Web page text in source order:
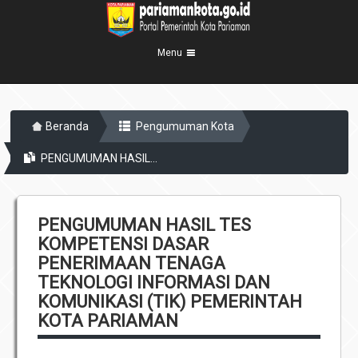
Menu
Profil Kota 5
Demografis
Geografis
Pemerintahan
Eksekutif
Legislatif
Perangkat Daerah
Sekretariat Daerah
Kecamatan
Desa
Transparansi
Informasi 6
Layanan
Agenda
Beranda Pengumuman Kota
PENGUMUMAN HASIL...
PENGUMUMAN HASIL TES
KOMPETENSI DASAR
PENERIMAAN TENAGA
TEKNOLOGI INFORMASI DAN
KOMUNIKASI (TIK) PEMERINTAH
KOTA PARIAMAN